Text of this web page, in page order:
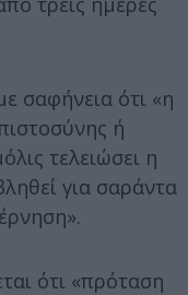
σαφήνεια ότι «η
ή
τελειώσει η
για σαράντα
ότι «πρόταση